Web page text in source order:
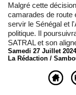
Malgré cette
camarades de route
servir le Sénégal et
politique. Il
SATRAL et son
Samedi 27 Juillet 2024
La Rédaction /